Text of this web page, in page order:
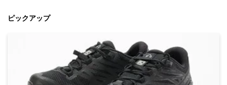
ピックアップ